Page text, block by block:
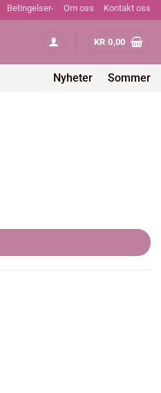
Betingelser- Om oss Kontakt oss
KR 0,00
Nyheter Sommer